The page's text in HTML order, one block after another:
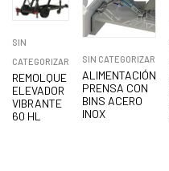
SIN
CATEGORIZAR
REMOLQUE
ELEVADOR
VIBRANTE
60 HL
SIN CATEGORIZAR
ALIMENTACIÓN
PRENSA CON
BINS ACERO
INOX